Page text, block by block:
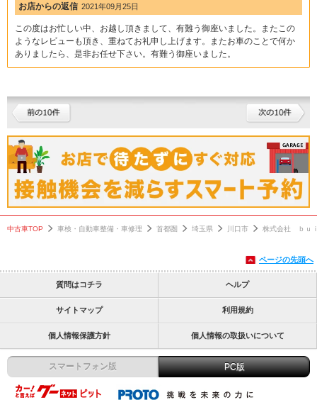
お店からの返信 2021年09月25日
この度はお忙しい中、お越し頂きまして、有難う御座いました。またこの
ようなレビューも頂き、重ねてお礼申し上げます。またお車のことで何か
ありましたら、是非お任せ下さい。有難う御座いました。
中古車TOP 車検・自動車整備・車修理 首都圏 埼玉県 川口市 株式会社 ｂｕ
ページの先頭へ
質問はコチラ ヘルプ
サイトマップ 利用規約
個人情報保護方針 個人情報の取扱いについて
スマートフォン版 PC版